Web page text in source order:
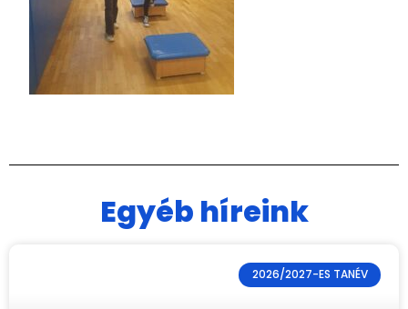
Egyéb híreink
2026/2027-ES TANÉV